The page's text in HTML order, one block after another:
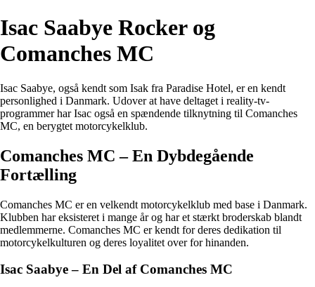
Isac Saabye Rocker og
Comanches MC
Isac Saabye, også kendt som Isak fra Paradise Hotel, er en kendt
personlighed i Danmark. Udover at have deltaget i reality-tv-
programmer har Isac også en spændende tilknytning til Comanches
MC, en berygtet motorcykelklub.
Comanches MC – En Dybdegående
Fortælling
Comanches MC er en velkendt motorcykelklub med base i Danmark.
Klubben har eksisteret i mange år og har et stærkt broderskab blandt
medlemmerne. Comanches MC er kendt for deres dedikation til
motorcykelkulturen og deres loyalitet over for hinanden.
Isac Saabye – En Del af Comanches MC